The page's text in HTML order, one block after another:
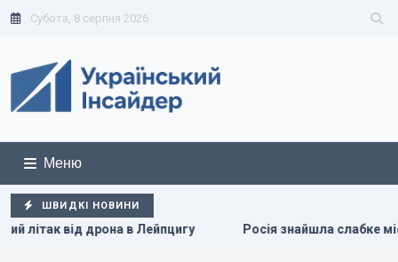
Субота, 8 серпня 2026
Меню
ШВИДКІ НОВИНИ
Росія знайшла слабке місце української ППО, не